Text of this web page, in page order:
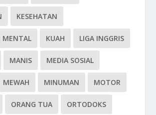
KESEHATAN
MENTAL KUAH LIGA INGGRIS
MANIS MEDIA SOSIAL
MEWAH MINUMAN MOTOR
ORANG TUA ORTODOKS